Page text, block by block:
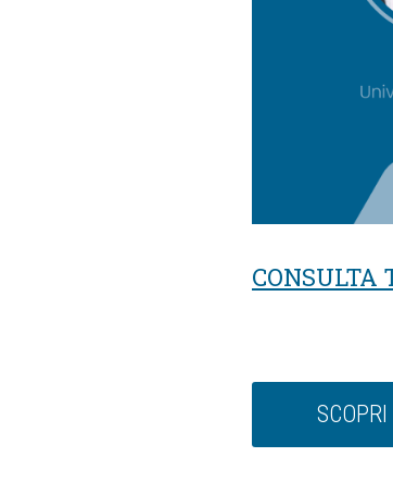
CONSULTA